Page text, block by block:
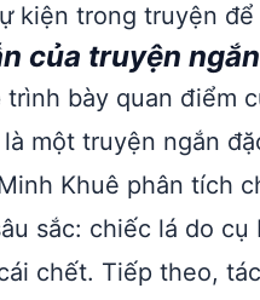
kiện trong truyện để
của truyện
trình bày quan điểm
là một truyện ngắn
Khuê phân tích
sắc: chiếc lá do
chết. Tiếp theo,